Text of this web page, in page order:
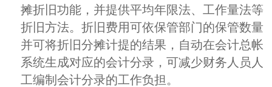
摊折旧功能，并提供平均年限法、工作量法等
折旧方法。折旧费用可依保管部门的保管数量
并可将折旧分摊计提的结果，自动在会计总帐
系统生成对应的会计分录，可减少财务人员人
工编制会计分录的工作负担。